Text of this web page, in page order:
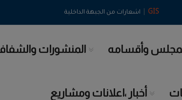
GIS
| اشعارات من الجبهة الداخلية
وأقسامه المنشورات
أخبار ،اعلانات ومشاريع